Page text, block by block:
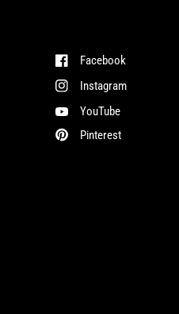
Facebook
Instagram
YouTube
Pinterest